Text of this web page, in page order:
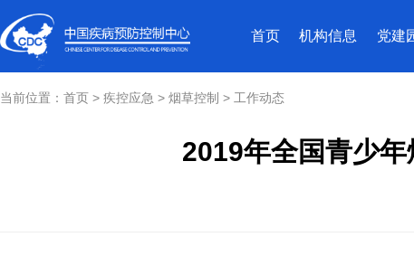
首页 机构信息 党建
当前位置： 首页 > 疾控应急 > 烟草控制 > 工作动态
2019年全国青少